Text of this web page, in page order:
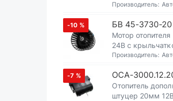
Производитель:
-10 % БВ 45-3730-20
Мотор
24В с
Производитель:
-7 % ОСА-
Отопитель
штуцер 20мм